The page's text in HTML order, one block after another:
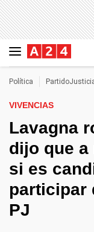
Política
VIVENCIAS
Lavagna
dijo que a
si es
participar
PJ